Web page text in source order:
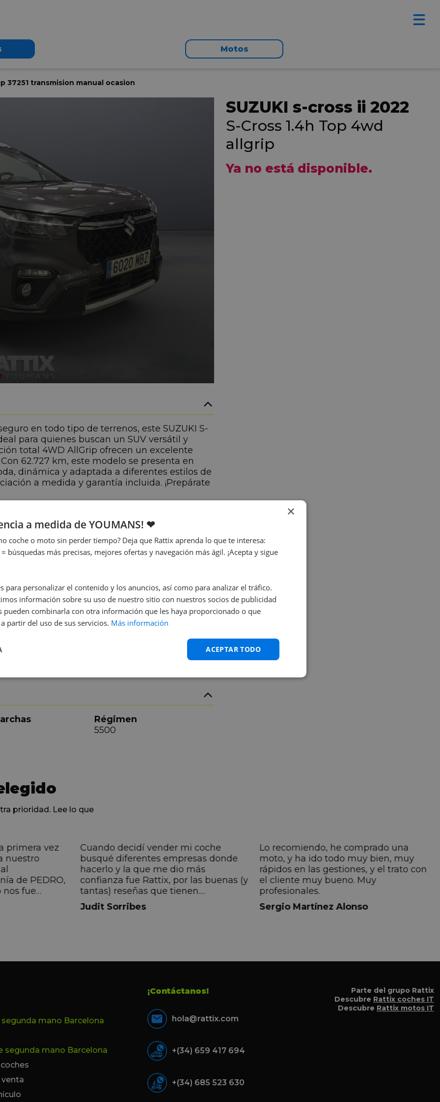
Motos
37251 transmision manual ocasion
en todo tipo de terrenos, este SUZUKI S-
para quienes buscan un SUV versátil y
total 4WD AllGrip ofrecen un excelente
62.727 km, este modelo se presenta en
dinámica y adaptada a diferentes estilos de
a medida y garantía incluida. ¡Prepárate
1.4h Top 4wd
Fecha de
matriculación
cv
Régimen
5500
SUZUKI s-cross ii 2022
S-Cross 1.4h Top 4wd
allgrip
Ya no está disponible.
prioridad. Lee lo que
primera vez
nuestro
de PEDRO,
nos fue
directa, de
que
Cuando decidí vender mi coche
busqué diferentes empresas donde
hacerlo y la que me dio más
confianza fue Rattix, por las buenas (y
tantas) reseñas que tienen.
Realmente la experiencia ha sido
muy buena, Carolina ha sido siempre
Judit Sorribes
Lo recomiendo, he comprado una
moto, y ha ido todo muy bien, muy
rápidos en las gestiones, y el trato con
el cliente muy bueno. Muy
profesionales.
Sergio Martínez Alonso
segunda mano Barcelona
segunda mano Barcelona
venta
¡Contáctanos!
hola@rattix.com
+(34) 659 417 694
+(34) 685 523 630
Parte del grupo Rattix
Descubre Rattix coches IT
Descubre Rattix motos IT
×
a medida de YOUMANS! ❤
coche o moto sin perder tiempo? Deja que Rattix aprenda lo que te interesa:
búsquedas más precisas, mejores ofertas y navegación más ágil. ¡Acepta y sigue
para personalizar el contenido y los anuncios, así como para analizar el tráfico.
información sobre su uso de nuestro sitio con nuestros socios de publicidad
pueden combinarla con otra información que les haya proporcionado o que
partir del uso de sus servicios. Más información
ACEPTAR TODO